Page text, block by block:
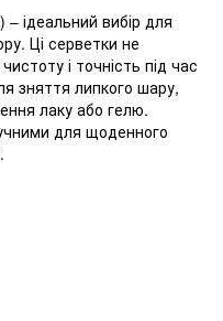
ідеальний вибір для
Ці серветки не
і точність під час
зняття липкого шару,
лаку або гелю.
для щоденного